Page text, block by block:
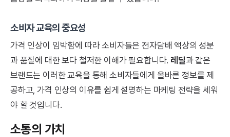
소비자 교육의 중요성
가격 인상이 임박함에 따라 소비자들은 전자담배 액상의 성분
과 품질에 대한 보다 철저한 이해가 필요합니다. 레딜과 같은
브랜드는 이러한 교육을 통해 소비자들에게 올바른 정보를 제
공하고, 가격 인상의 이유를 쉽게 설명하는 마케팅 전략을 세워
야 할 것입니다.
소통의 가치